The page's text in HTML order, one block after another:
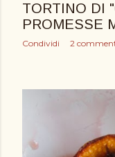
TORTINO DI
PROMESSE
Condividi 2